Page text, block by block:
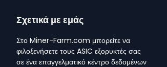
Σχετικά με εμάς
Στο Miner-Farm.com μπορείτε να
φιλοξενήσετε τους ASIC εξορυκτές σας
σε ένα επαγγελματικό κέντρο δεδομένων